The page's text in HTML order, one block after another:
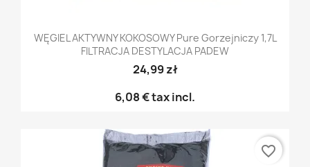
WĘGIEL AKTYWNY KOKOSOWY Pure Gorzejniczy 1,7L
FILTRACJA DESTYLACJA PADEW
24,99 zł
6,08 €tax incl.
favorite_border